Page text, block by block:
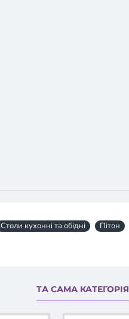
Столи кухонні та обідні Пітон
ТА САМА КАТЕГОРІЯ